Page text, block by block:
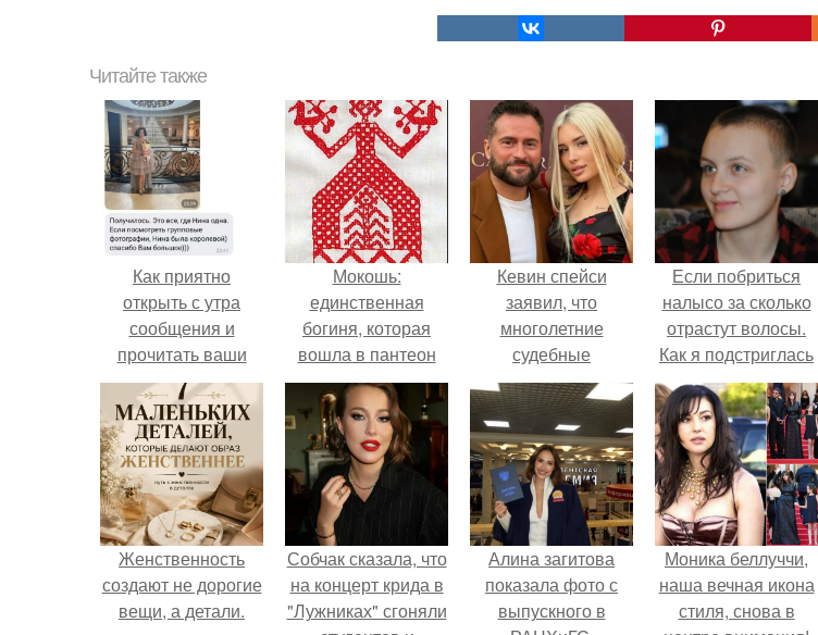
Читайте также
Как приятно
открыть с утра
сообщения и
прочитать ваши
фото отчёты.
Мокошь:
единственная
богиня, которая
вошла в пантеон
князя Владимира.
Кевин спейси
заявил, что
многолетние
судебные
разбирательства
практически
уничтожили его
состояние.
Если побриться
налысо за сколько
отрастут волосы.
Как я подстриглась
налысо и как
изменились волосы
после этого
Женственность
создают не дорогие
вещи, а детали.
Собчак сказала, что
на концерт крида в
"Лужниках" сгоняли
Алина загитова
показала фото с
выпускного в
Моника беллуччи,
наша вечная икона
стиля, снова в